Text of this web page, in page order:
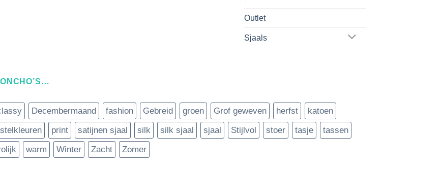
Outlet
Sjaals
Decembermaand fashion Gebreid groen Grof geweven herfst
katoen
print satijnen sjaal silk silk sjaal sjaal Stijlvol stoer tasje
tassen
warm Winter Zacht Zomer